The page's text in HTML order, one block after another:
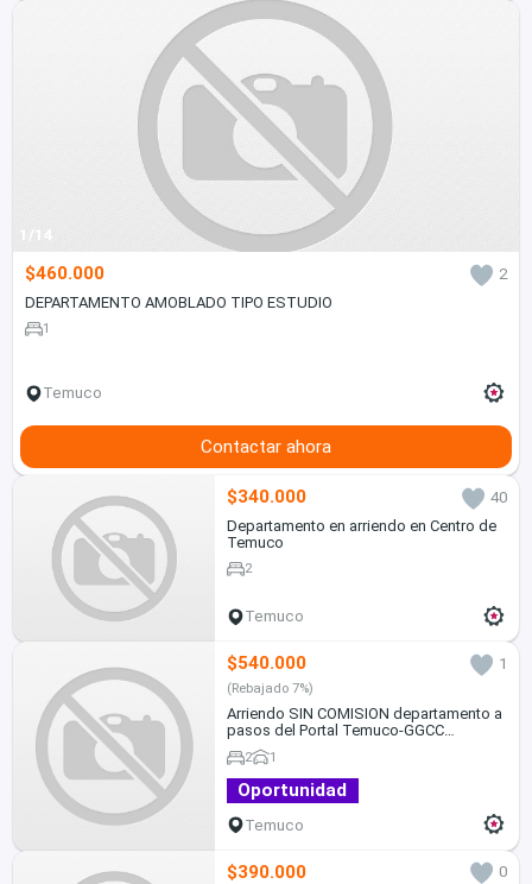
1/14
$460.000
2
DEPARTAMENTO AMOBLADO TIPO ESTUDIO
1
Temuco
Contactar ahora
$340.000
40
Departamento en arriendo en Centro de
Temuco
2
Temuco
$540.000 1
(Rebajado 7%)
Arriendo SIN COMISION departamento a
pasos del Portal Temuco-GGCC
incluidos
2 1
Oportunidad
Temuco
$390.000
0